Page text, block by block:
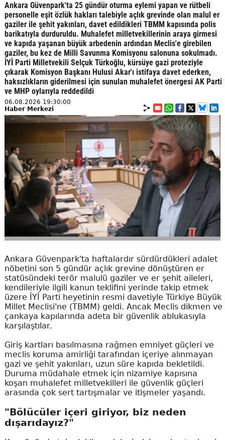
Ankara Güvenpark'ta 25 gündür oturma eylemi yapan ve rütbeli
personelle eşit özlük hakları talebiyle açlık grevinde olan malul er
gaziler ile şehit yakınları, davet edildikleri TBMM kapısında polis
barikatıyla durduruldu. Muhalefet milletvekillerinin araya girmesi
ve kapıda yaşanan büyük arbedenin ardından Meclis'e girebilen
gaziler, bu kez de Milli Savunma Komisyonu salonuna sokulmadı.
İYİ Parti Milletvekili Selçuk Türkoğlu, kürsüye gazi proteziyle
çıkarak Komisyon Başkanı Hulusi Akar'ı istifaya davet ederken,
haksızlıkların giderilmesi için sunulan muhalefet önergesi AK Parti
ve MHP oylarıyla reddedildi
06.08.2026 19:30:00
Haber Merkezi
Ankara Güvenpark'ta haftalardır sürdürdükleri adalet
nöbetini son 5 gündür açlık grevine dönüştüren er
statüsündeki terör malulü gaziler ve er şehit aileleri,
kendileriyle ilgili kanun teklifini yerinde takip etmek
üzere İYİ Parti heyetinin resmi davetiyle Türkiye Büyük
Millet Meclisi'ne (TBMM) geldi. Ancak Meclis dikmen ve
çankaya kapılarında adeta bir güvenlik ablukasıyla
karşılaştılar.
Giriş kartları basılmasına rağmen emniyet güçleri ve
meclis koruma amirliği tarafından içeriye alınmayan
gazi ve şehit yakınları, uzun süre kapıda bekletildi.
Duruma müdahale etmek için nizamiye kapısına
koşan muhalefet milletvekilleri ile güvenlik güçleri
arasında çok sert tartışmalar ve itişmeler yaşandı.
"Bölücüler içeri giriyor, biz neden
dışarıdayız?"